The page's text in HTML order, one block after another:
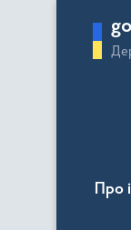
Про